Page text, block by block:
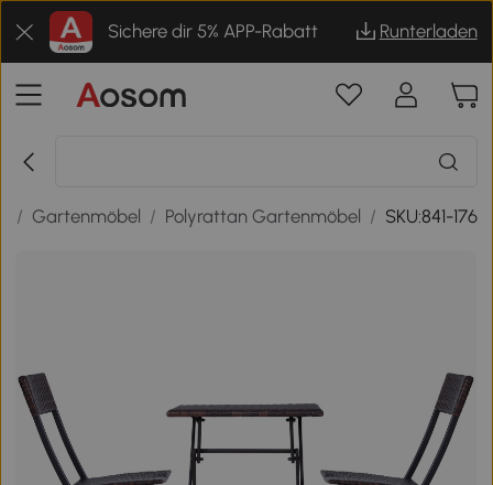
Sichere dir 5% APP-Rabatt Runterladen
/ Gartenmöbel / Polyrattan Gartenmöbel / SKU:841-176